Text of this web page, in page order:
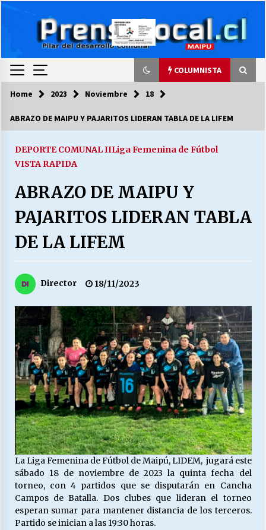
COLUMNISTA
COLUMNISTA
cuándo van a bajar?
LA DC POR SIEMPRE.RECORDANDO 69 AÑOS DE
HISTORIA
28/07/2026
“ORGULLOSOS DE SER DC” SALUDA EL
LABORAL:
13/07/2026
Escuela hospitalaria El Carmen de Maipu.
25/06/2026
¿Qué habrían dicho?
23/06/2026
VOLVER A SER ALTERNATIVA
16/06/2026
MUNICIPALIDADES, HONORARIOS, DESPIDOS
Home 2023 Noviembre 18
ABRAZO DE MAIPU Y PAJARITOS LIDERAN TABLA DE LA LIFEM
DEPORTE COMUNAL IILiga Femenina de Fútbol
VISTA RAPIDA
ABRAZO DE MAIPU Y
PAJARITOS LIDERAN TABLA
DE LA LIFEM
Director 18/11/2023
La Liga Femenina de Fútbol de Maipú, LIDEM, jugará este
sábado 18 de noviembre de 2023 la quinta fecha del
torneo, con 4 partidos que se disputarán en Cancha
Campos de Batalla. Dos clubes que lideran el torneo
esperan sumar para mantener distancia de los terceros.
Partido se inician a las 19:30 horas.